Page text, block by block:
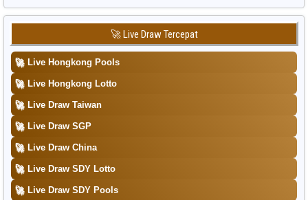
Data Togel Sydney
Data Togel Sydney Lottery
Data Togel Sydney Lottery 6d
Data Togel Sydney Lotto
Data Togel Sydney Pools 6d
Data Togel Taipei
Data Togel Taiwan
🚀 Live Draw Tercepat
🚀 Live Hongkong Pools
🚀 Live Hongkong Lotto
🚀 Live Draw Taiwan
🚀 Live Draw SGP
🚀 Live Draw China
🚀 Live Draw SDY Lotto
🚀 Live Draw SDY Pools